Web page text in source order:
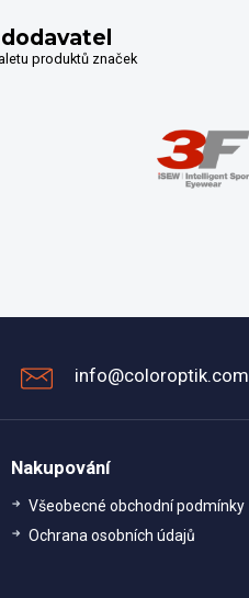
produktů značek
info@coloroptik.com
Nakupování
Všeobecné obchodní podmínky
Ochrana osobních údajů